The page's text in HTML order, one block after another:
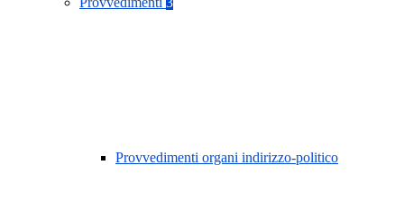
Provvedimenti organi indirizzo-politico